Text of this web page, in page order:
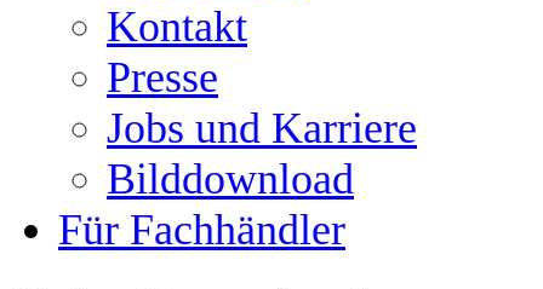
Kontakt
Presse
Jobs und Karriere
Bilddownload
Für Fachhändler